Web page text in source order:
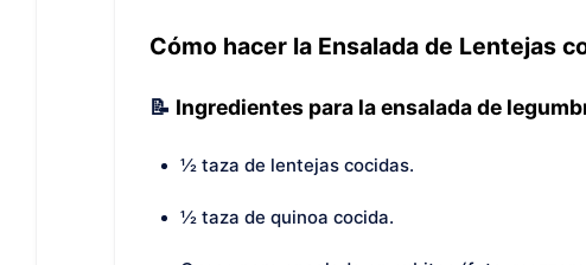
Cómo hacer la Ensalada de Lentejas
📝 Ingredientes para la ensalada de
½ taza de lentejas cocidas.
½ taza de quinoa cocida.